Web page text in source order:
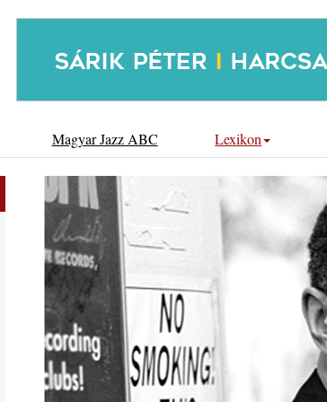
Magyar Jazz ABC Lexikon